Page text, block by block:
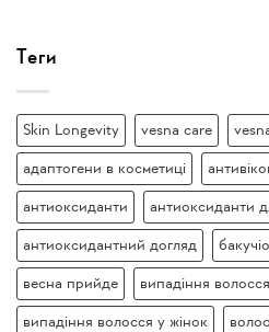
Теги
Skin Longevity vesna care
адаптогени в косметиці
антиоксиданти антиоксиданти
антиоксидантний догляд
весна прийде випадіння волосся
випадіння волосся у жінок